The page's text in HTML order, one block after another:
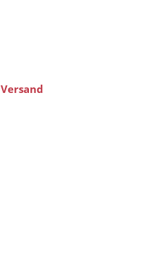
Versand